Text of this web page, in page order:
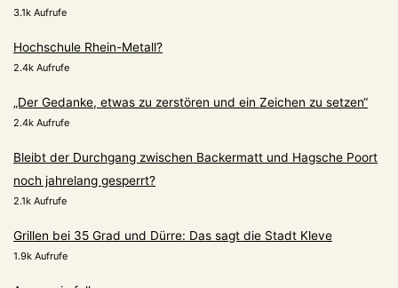
3.1k Aufrufe
Hochschule Rhein-Metall?
2.4k Aufrufe
„Der Gedanke, etwas zu zerstören und ein Zeichen zu setzen“
2.4k Aufrufe
Bleibt der Durchgang zwischen Backermatt und Hagsche Poort
noch jahrelang gesperrt?
2.1k Aufrufe
Grillen bei 35 Grad und Dürre: Das sagt die Stadt Kleve
1.9k Aufrufe